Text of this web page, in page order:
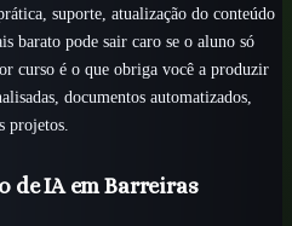
suporte, atualização do conteúdo
barato pode sair caro se o aluno só
curso é o que obriga você a produzir
documentos automatizados,
projetos.
de IA em Barreiras